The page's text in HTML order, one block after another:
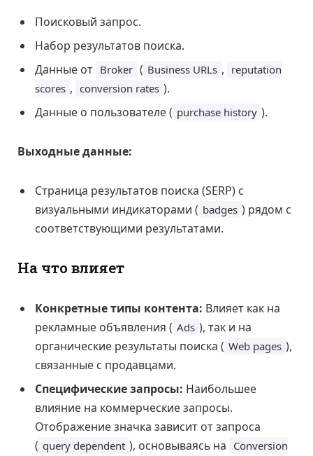
Поисковый запрос.
Набор результатов поиска.
Данные от Broker ( Business URLs , reputation
scores , conversion rates ).
Данные о пользователе ( purchase history ).
Выходные данные:
Страница результатов поиска (SERP) с
визуальными индикаторами ( badges ) рядом с
соответствующими результатами.
На что влияет
Конкретные типы контента: Влияет как на
рекламные объявления ( Ads ), так и на
органические результаты поиска ( Web pages ),
связанные с продавцами.
Специфические запросы: Наибольшее
влияние на коммерческие запросы.
Отображение значка зависит от запроса
( query dependent ), основываясь на Conversion